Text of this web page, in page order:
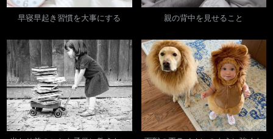
ョ
t
早寝早起き習慣を大事にする 親の背中を見せること